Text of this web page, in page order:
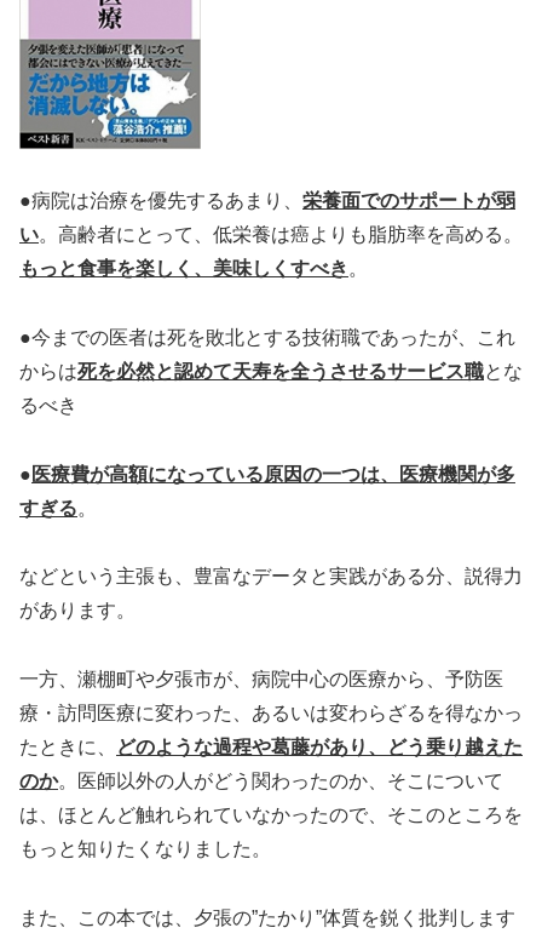
●病院は治療を優先するあまり、 栄養面でのサポートが弱
い。高齢者にとって、低栄養は癌よりも脂肪率を高める。
もっと食事を楽しく、美味しくすべき 。
●今までの医者は死を敗北とする技術職であったが、これ
からは死を必然と認めて天寿を全うさせるサービス職とな
るべき
● 医療費が高額になっている原因の一つは、医療機関が多
すぎる。
などという主張も、豊富なデータと実践がある分、説得力
があります。
一方、瀬棚町や夕張市が、病院中心の医療から、予防医
療・訪問医療に変わった、あるいは変わらざるを得なかっ
たときに、
どのような過程や葛藤があり、どう乗り越えた
のか。医師以外の人がどう関わったのか、そこについて
は、ほとんど触れられていなかったので、そこのところを
もっと知りたくなりました。
また、この本では、夕張の”たかり”体質を鋭く批判します